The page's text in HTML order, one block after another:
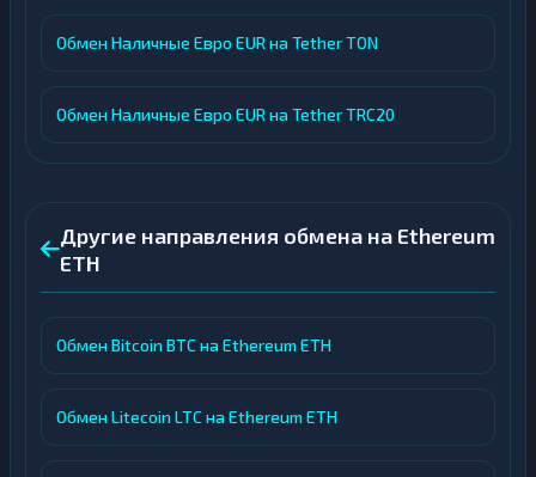
Обмен Наличные Евро EUR на Tether TON
Обмен Наличные Евро EUR на Tether TRC20
Другие направления обмена на Ethereum
ETH
Обмен Bitcoin BTC на Ethereum ETH
Обмен Litecoin LTC на Ethereum ETH